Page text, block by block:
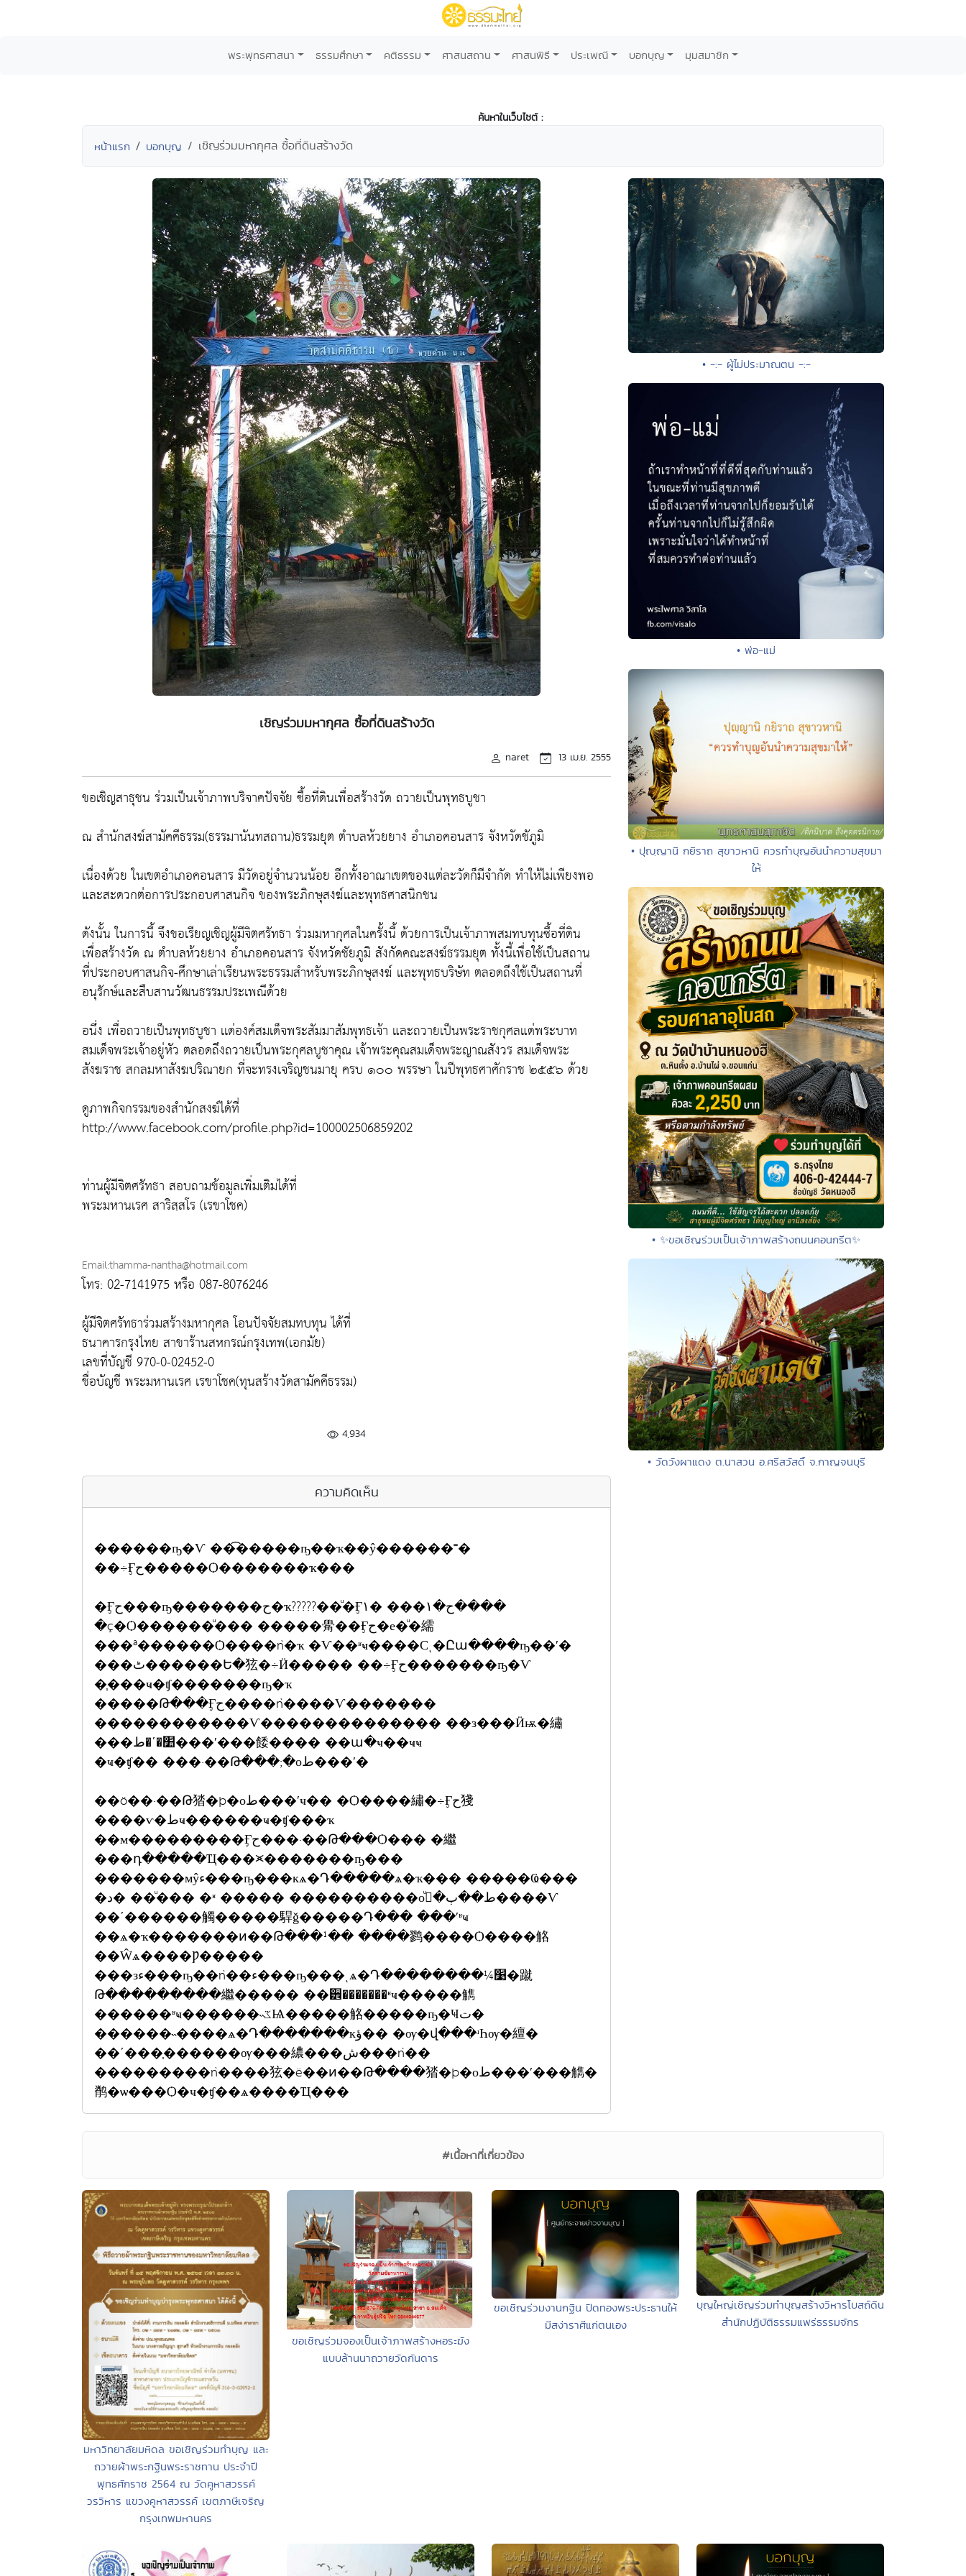
พระพุทธศาสนา ธรรมศึกษา คติธรรม ศาสนสถาน ศาสนพิธี ประเพณี บอกบุญ มุมสมาชิก
ค้นหาในเว็บไซต์ :
หน้าแรก บอกบุญ เชิญร่วมมหากุศล ซื้อที่ดินสร้างวัด
เชิญร่วมมหากุศล ซื้อที่ดินสร้างวัด
naret 13 เม.ย. 2555
ขอเชิญสาธุชน ร่วมเป็นเจ้าภาพบริจาคปัจจัย ซื้อที่ดินเพื่อสร้างวัด ถวายเป็นพุทธบูชา
ณ สำนักสงฆ์สามัคคีธรรม(ธรรมานันทสถาน)ธรรมยุต ตำบลห้วยยาง อำเภอคอนสาร จังหวัดชัภูมิ
เนื่องด้วย ในเขตอำเภอคอนสาร มีวัดอยู่จำนวนน้อย อีกทั้งอาณาเขตของแต่ละวัดก็มีจำกัด ทำให้ไม่เพียงพอ
และสะดวกต่อการประกอบศาสนกิจ ของพระภิกษุสงฆ์และพุทธศาสนิกชน
ดังนั้น ในการนี้ จึงขอเรียญเชิญผู้มีจิตศรัทธา ร่วมมหากุศลในครั้งนี้ ด้วยการเป็นเจ้าภาพสมทบทุนซื้อที่ดิน
เพื่อสร้างวัด ณ ตำบลห้วยยาง อำเภอคอนสาร จังหวัดชัยภูมิ สังกัดคณะสงฆ์ธรรมยุต ทั้งนี้เพื่อใช้เป็นสถาน
ที่ประกอบศาสนกิจ-ศึกษาเล่าเรียนพระธรรมสำหรับพระภิกษุสงฆ์ และพุทธบริษัท ตลอดถึงใช้เป็นสถานที่
อนุรักษ์และสืบสานวัฒนธรรมประเพณีด้วย
อนึ่ง เพื่อถวายเป็นพุทธบูชา เเด่องค์สมเด็จพระสัมมาสัมพุทธเจ้า และถวายเป็นพระราชกุศลแด่พระบาท
สมเด็จพระเจ้าอยู่หัว ตลอดถึงถวายเป็นพระกุศลบูชาคุณ เจ้าพระคุณสมเด็จพระญาณสังวร สมเด็จพระ
สังฆราช สกลมหาสังฆปริณายก ที่จะทรงเจริญชนมายุ ครบ ๑๐๐ พรรษา ในปีพุทธศาศักราช ๒๕๕๖ ด้วย
ดูภาพกิจกรรมของสำนักสงฆ์ได้ที่
http://www.facebook.com/profile.php?id=100002506859202
ท่านผู้มีจิตศรัทธา สอบถามข้อมูลเพิ่มเติมได้ที่
พระมหานเรศ สาริสฺสโร (เรขาโชค)
Email:thamma-nantha@hotmail.com
โทร: 02-7141975 หรือ 087-8076246
ผู้มีจิตศรัทธาร่วมสร้างมหากุศล โอนปัจจัยสมทบทุน ได้ที่
ธนาคารกรุงไทย สาขาร้านสหกรณ์กรุงเทพ(เอกมัย)
เลขที่บัญชี 970-0-02452-0
ชื่อบัญชี พระมหานเรศ เรขาโชค(ทุนสร้างวัดสามัคคีธรรม)
4,934
ความคิดเห็น
������ҧ�Ѵ ��͡�����ҧ��ҡ��ŷ������˭�
��÷Ӻح�����Ѻ�������ҡ���
�Ӻح���ҧ�������ح�ҡ?????��ͧ�Ӻح�١��� �١����
�ç�Ѻ������ͧ��� �����觷��Ӻح�е�ͧ�繻
���ª������Ѻ����ǹ�ҡ �Ѵ��ʶҹ����Сͺ�Ըա����ҧ��ʹ�
���ٹ������Ե�㹡�÷Ӥ����� ��÷Ӻح�������ҧ�Ѵ
�֧���ҹ�ʧ�������ҧ�ҡ
�����Թ���Ӻح����ǹ����Ѵ�������
������������Ѵ�������������� ��з���Ӥѭ�繡
���׺�ʹ�ط���ʹ���餧���� ��ա�ҹ��ҹҹ
�ҹ�ʧ�� ���·��Թ���;�оط���ʹ�
��ö��·��Թ㹺�þ�оط���ʹҹ�� �Ѻ����繡�÷Ӻح㹽
����ѵ�طҹ������ҹ�ʧ���ҡ
��м���������Ӻح���·��Թ���Ѻ��� �繼
���դ�����Ҵ���⪤�������ҧ���
�������мŷء���ҧ���кѧ�Դ�����ѧ�ҡ��� �����Ҩ���
�د� ��ͧ��� �ʶ ����� ����������оط��ٻ�ءͧ����Ѵ
��ʹ������觸�����駻ǧ�����Դ��� ���ʹʶҹ
��ѧ�ҡ�������ͷ��Թ���¹�� ����鹨����Ѻ����觡
��Ŵѧ����Ƿ�����
���зء���ҧ��ǹ��ء���ҧ���ͺѧ�Դ��������¼׹�蹴
Թ���������繼����� ��੾�������ʶҹ�����觹
������ʶҹ������˵ػѨ�����觡�����ҧ�Ҹت�
������˵����ѧ�Դ�������кؤ�� �ѹ�վ���ʴҺѹ�繵�
��ʹ���֧������ѹ���繷���ش���ǹ��
���������ǹ����㹡�ë��ͷ��Թ����㹺�þ�оط���ʹ���觹�
鹡�ѡ���Ѻ�ҹ�ʧ��ѧ����Ҵ���
• -:- ผู้ไม่ประมาณตน -:-
• พ่อ-แม่
• ปุญฺญานิ กยิราถ สุขาวหานิ ควรทำบุญอันนำความสุขมา
ให้
• ✨ขอเชิญร่วมเป็นเจ้าภาพสร้างถนนคอนกรีต✨
• วัดวังผาแดง ต.นาสวน อ.ศรีสวัสดิ์ จ.กาญจนบุรี
#เนื้อหาที่เกี่ยวข้อง
มหาวิทยาลัยมหิดล ขอเชิญร่วมทำบุญ และ
ถวายผ้าพระกฐินพระราชทาน ประจำปี
พุทธศักราช 2564 ณ วัดคูหาสวรรค์
วรวิหาร แขวงคูหาสวรรค์ เขตภาษีเจริญ
กรุงเทพมหานคร
ขอเชิญร่วมจองเป็นเจ้าภาพสร้างหอระฆัง
แบบล้านนาถวายวัดกันดาร
ขอเชิญร่วมงานกฐิน ปิดทองพระประธานให้
มีสง่าราศีแก่ตนเอง
บุญใหญ่เชิญร่วมทำบุญสร้างวิหารโบสถ์ดิน
สำนักปฏิบัติธรรมแพร่ธรรมจักร